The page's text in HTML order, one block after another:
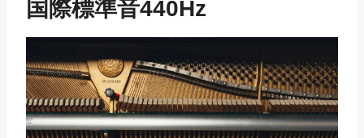
国際標準音440Hz